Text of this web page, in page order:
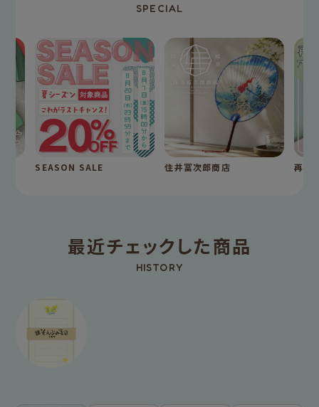
SPECIAL
SEASON SALE 住井冨次郎商店 再入
最近チェックした商品
HISTORY